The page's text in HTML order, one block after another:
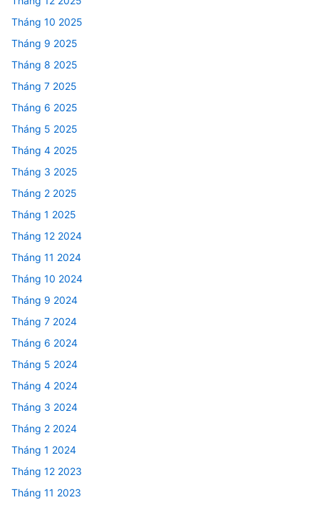
Tháng 10 2025
Tháng 9 2025
Tháng 8 2025
Tháng 7 2025
Tháng 6 2025
Tháng 5 2025
Tháng 4 2025
Tháng 3 2025
Tháng 2 2025
Tháng 1 2025
Tháng 12 2024
Tháng 11 2024
Tháng 10 2024
Tháng 9 2024
Tháng 7 2024
Tháng 6 2024
Tháng 5 2024
Tháng 4 2024
Tháng 3 2024
Tháng 2 2024
Tháng 1 2024
Tháng 12 2023
Tháng 11 2023